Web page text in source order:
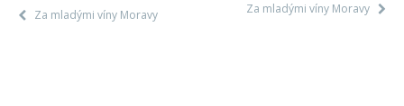
Za mladými víny Moravy Za mladými víny Moravy